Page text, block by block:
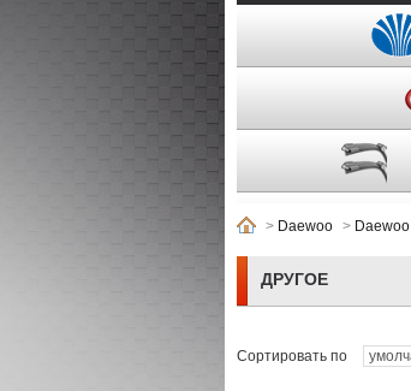
> Daewoo >
ДРУГОЕ
Сортировать по